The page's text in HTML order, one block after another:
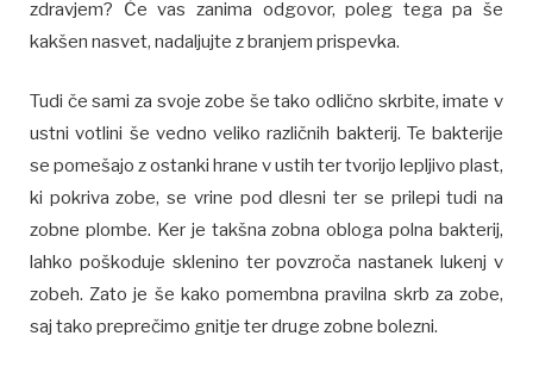
zdravjem? Če vas zanima odgovor, poleg tega pa še
kakšen nasvet, nadaljujte z branjem prispevka.
Tudi če sami za svoje zobe še tako odlično skrbite, imate v
ustni votlini še vedno veliko različnih bakterij. Te bakterije
se pomešajo z ostanki hrane v ustih ter tvorijo lepljivo plast,
ki pokriva zobe, se vrine pod dlesni ter se prilepi tudi na
zobne plombe. Ker je takšna zobna obloga polna bakterij,
lahko poškoduje sklenino ter povzroča nastanek lukenj v
zobeh. Zato je še kako pomembna pravilna skrb za zobe,
saj tako preprečimo gnitje ter druge zobne bolezni.